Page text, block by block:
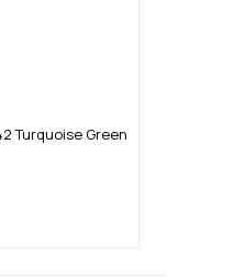
Turquoise Green